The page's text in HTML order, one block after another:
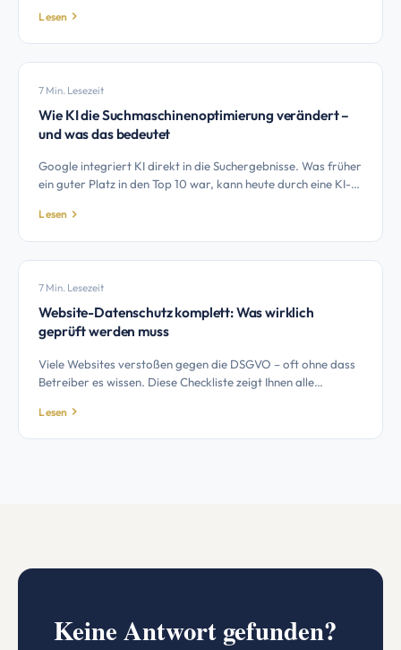
Strategie entwickeln, die zu Ihrem Betrieb passt.
Lesen
7 Min. Lesezeit
Wie KI die Suchmaschinenoptimierung verändert –
und was das bedeutet
Google integriert KI direkt in die Suchergebnisse. Was früher
ein guter Platz in den Top 10 war, kann heute durch eine KI-
Ihre Website bedeutet und wie Sie reagieren.
Lesen
7 Min. Lesezeit
Website-Datenschutz komplett: Was wirklich
geprüft werden muss
Viele Websites verstoßen gegen die DSGVO – oft ohne dass
Betreiber es wissen. Diese Checkliste zeigt Ihnen alle
geht oder bei einem bestehenden Auftritt als Audit.
Lesen
Keine Antwort gefunden?